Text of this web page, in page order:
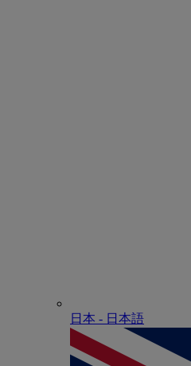
日本 - ⽇本語